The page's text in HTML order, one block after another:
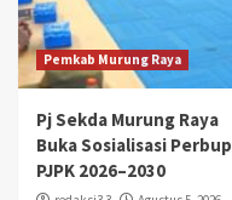
Pemkab Murung Raya
Pj Sekda Murung Raya
Buka Sosialisasi Perbup
PJPK 2026–2030